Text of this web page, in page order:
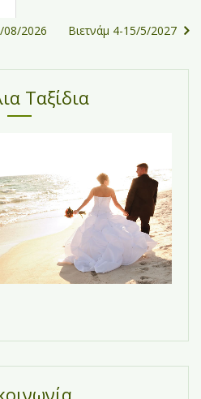
2026 Βιετνάμ 4-15/5/2027
Ταξίδια